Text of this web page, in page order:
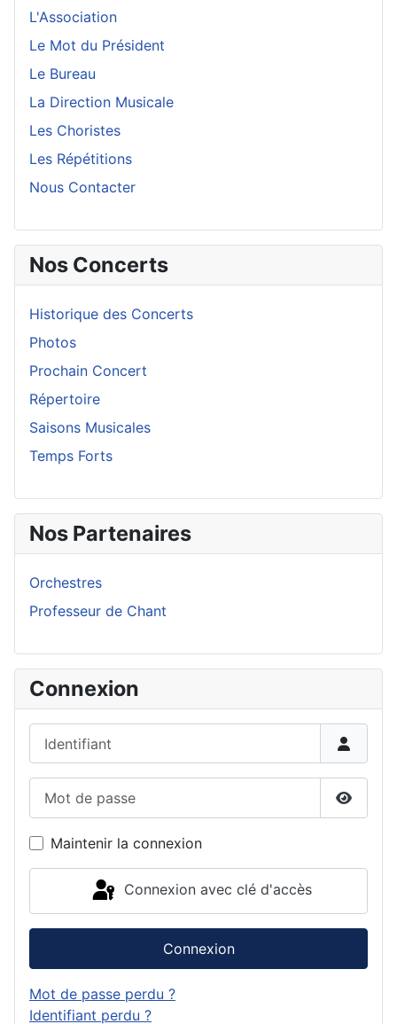
L'Association
Le Mot du Président
Le Bureau
La Direction Musicale
Les Choristes
Les Répétitions
Nous Contacter
Nos Concerts
Historique des Concerts
Photos
Prochain Concert
Répertoire
Saisons Musicales
Temps Forts
Nos Partenaires
Orchestres
Professeur de Chant
Connexion
Maintenir la connexion
Connexion avec clé d'accès
Connexion
Mot de passe perdu ?
Identifiant perdu ?